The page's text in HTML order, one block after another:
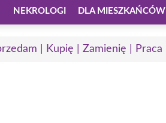
NEKROLOGI DLA MIESZKAŃCÓW
| Kupię | Zamienię | Praca